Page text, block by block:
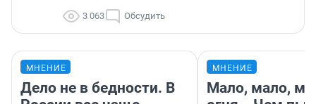
3 063 Обсудить
МНЕНИЕ
Дело не в бедности. В
МНЕНИЕ
Мало, мало,